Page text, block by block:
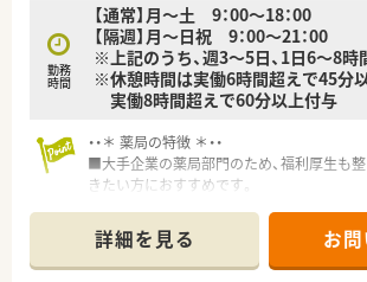
勤務
時間
【通常】月～土 9：00～18：00
【隔週】月～日祝 9：00～21：00
※上記のうち、週3～5日、1日6～8
※休憩時間は実働6時間超えで45分
実働8時間超えで60分以上付与
・・＊ 薬局の特徴 ＊・・
■大手企業の薬局部門のため、福利厚生も
きたい方におすすめです。
ざいます。
■給与体系も整備されておりますので、最
お勧めな求人です。
詳細を見る お